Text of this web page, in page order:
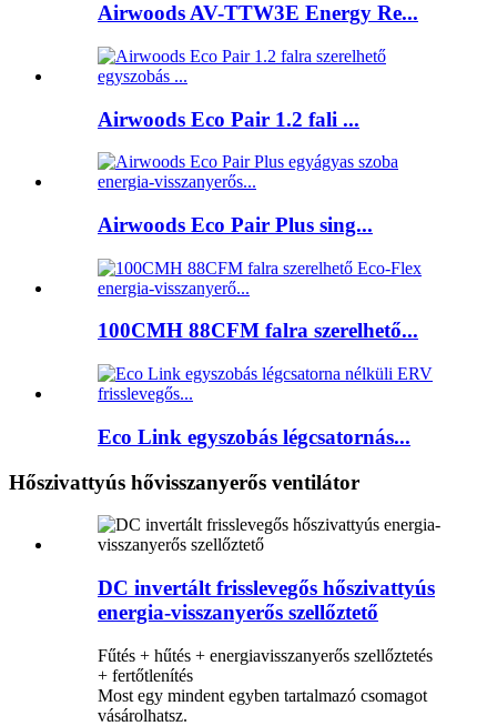
Airwoods AV-TTW3E Energy Re...
Airwoods Eco Pair 1.2 fali ...
Airwoods Eco Pair Plus sing...
100CMH 88CFM falra szerelhető...
Eco Link egyszobás légcsatornás...
Hőszivattyús hővisszanyerős ventilátor
DC invertált frisslevegős hőszivattyús
energia-visszanyerős szellőztető
Fűtés + hűtés + energiavisszanyerős szellőztetés
+ fertőtlenítés
Most egy mindent egyben tartalmazó csomagot
vásárolhatsz.